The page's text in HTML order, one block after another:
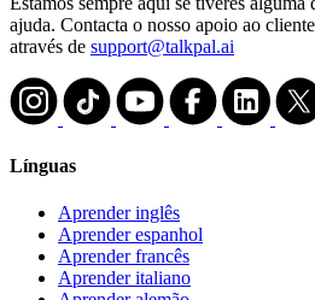
ajuda. Contacta o nosso apoio ao
através de support@talkpal.ai
Línguas
Aprender inglês
Aprender espanhol
Aprender francês
Aprender italiano